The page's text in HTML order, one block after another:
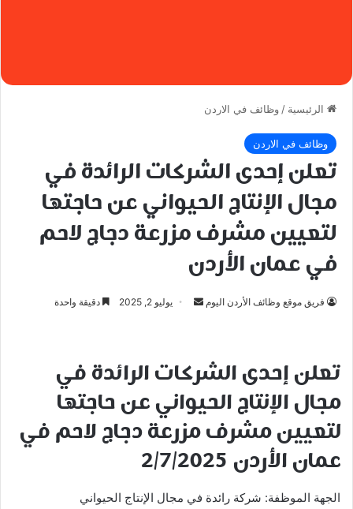
الرئيسية /وظائف في الاردن
وظائف في الاردن
تعلن إحدى الشركات الرائدة في
مجال الإنتاج الحيواني عن حاجتها
لتعيين مشرف مزرعة دجاج لاحم
في عمان الأردن
فريق موقع وظائف الأردن اليوم
أرسل يوليو 2, 2025 دقيقة واحدة
تعلن إحدى الشركات الرائدة في
مجال الإنتاج الحيواني عن حاجتها
لتعيين مشرف مزرعة دجاج لاحم في
عمان الأردن 2/7/2025
الجهة الموظفة: شركة رائدة في مجال الإنتاج الحيواني